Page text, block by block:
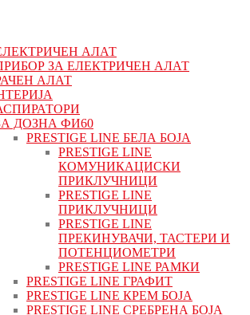
АЛАТ
ЗА ЕЛЕКТРИЧЕН АЛАТ
АЛАТ
ДОЗНА ФИ60
PRESTIGE LINE БЕЛА БОЈА
PRESTIGE LINE
КОМУНИКАЦИСКИ
ПРИКЛУЧНИЦИ
PRESTIGE LINE
ПРИКЛУЧНИЦИ
PRESTIGE LINE
ПРЕКИНУВАЧИ, ТАСТЕРИ И
ПОТЕНЦИОМЕТРИ
PRESTIGE LINE РАМКИ
PRESTIGE LINE ГРАФИТ
PRESTIGE LINE КРЕМ БОЈА
PRESTIGE LINE СРЕБРЕНА БОЈА